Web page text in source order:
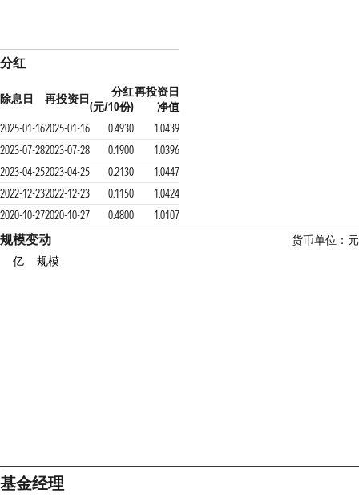
分红
除息日 再投资日
分红
(元/10份)
再投资日
净值
2025-01-162025-01-16 0.4930
1.0439
2023-07-282023-07-28 0.1900
1.0396
2023-04-252023-04-25 0.2130
1.0447
2022-12-232022-12-23 0.1150
1.0424
2020-10-272020-10-27 0.4800 1.0107
规模变动
货币单位：元
亿
规模
基金经理